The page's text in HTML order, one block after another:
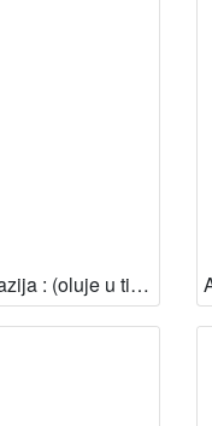
Anastazija : (oluje u tihom ozračju) / Ivan Aralica ; pogovor Damir Pešorda